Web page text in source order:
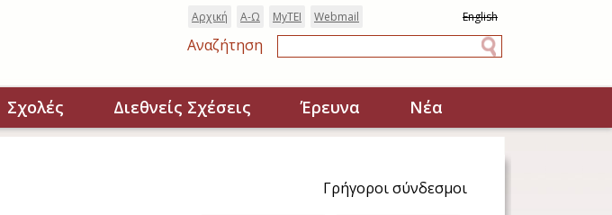
English
Webmail
MyTEI
Α-Ω
Αρχική
Αναζήτηση
Σχολές Διεθνείς Σχέσεις Έρευνα Νέα
Γρήγοροι σύνδεσμοι